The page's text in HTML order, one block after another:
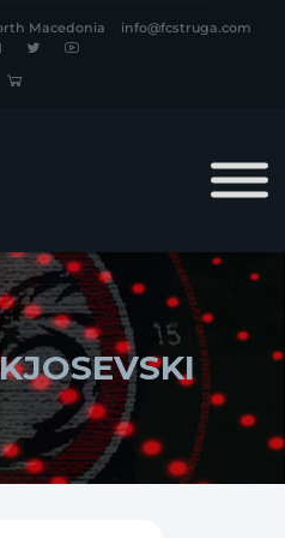
Macedonia info@fcstruga.com